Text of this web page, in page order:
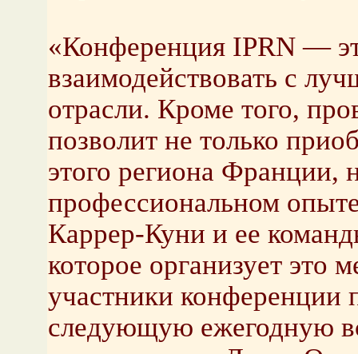
«Конференция IPRN —
взаимодействовать с
отрасли. Кроме того,
позволит не только
этого региона Франции,
профессиональном
Каррер-Куни и ее
которое организует это
участники конференции
следующую ежегодную